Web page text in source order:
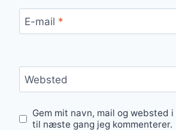
E-mail *
Websted
Gem mit navn, mail og websted
til næste gang jeg kommenterer.